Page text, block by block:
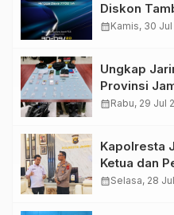
Diskon
GIIAS 2026
calendar_monthKamis, 30
Ungkap
Provinsi
Amankan
calendar_monthRabu, 29 Jul
Kapolresta
Ketua dan
Perkuat
calendar_monthSelasa, 28